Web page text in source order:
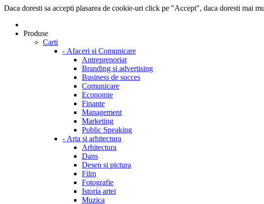
Daca doresti sa accepti plasarea de cookie-uri click pe "Accept", daca doresti mai
Produse
Carti
- Afaceri si Comunicare
Antreprenoriat
Branding si advertising
Business de succes
Comunicare
Economie
Finante
Management
Marketing
Public Speaking
- Arta si arhitectura
Arhitectura
Dans
Desen si pictura
Film
Fotografie
Istoria artei
Muzica